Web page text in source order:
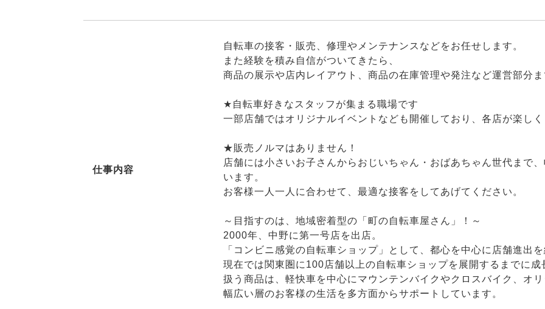
仕事内容
自転車の接客・販売、修理やメンテナンスなどをお任せします。
また経験を積み自信がついてきたら、
商品の展示や店内レイアウト、商品の在庫管理や発注など運営部分
★自転車好きなスタッフが集まる職場です
一部店舗ではオリジナルイベントなども開催しており、各店が楽し
★販売ノルマはありません！
店舗には小さいお子さんからおじいちゃん・おばあちゃん世代まで
います。
お客様一人一人に合わせて、最適な接客をしてあげてください。
～目指すのは、地域密着型の「町の自転車屋さん」！～
2000年、中野に第一号店を出店。
「コンビニ感覚の自転車ショップ」として、都心を中心に店舗進出
現在では関東圏に100店舗以上の自転車ショップを展開するまでに成
扱う商品は、軽快車を中心にマウンテンバイクやクロスバイク、オ
幅広い層のお客様の生活を多方面からサポートしています。